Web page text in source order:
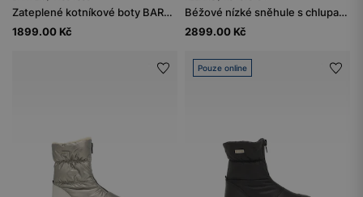
Zateplené kotníkové boty BARTEK 11654005, šedé
1899.00 Kč
Béžové nízké sněhule s chlupatým jazyčkem a tlustými tkaničkami
2899.00 Kč
Pouze online